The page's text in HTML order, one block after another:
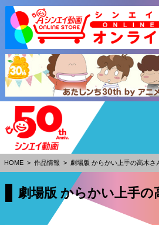
HOME > 作品情報 > 劇場版 からかい上手の高木さ
劇場版 からかい上手の